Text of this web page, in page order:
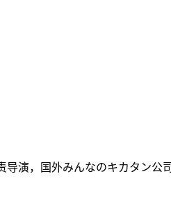
演，国外みんなのキカタン公司